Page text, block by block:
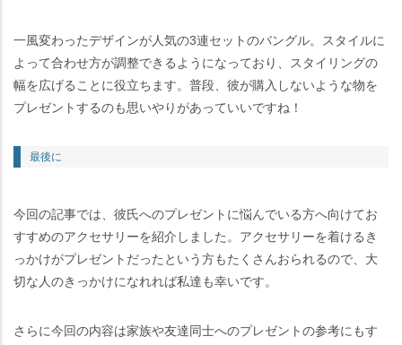
一風変わったデザインが人気の3連セットのバングル。スタイルに
よって合わせ方が調整できるようになっており、スタイリングの
幅を広げることに役立ちます。普段、彼が購入しないような物を
プレゼントするのも思いやりがあっていいですね！
最後に
今回の記事では、彼氏へのプレゼントに悩んでいる方へ向けてお
すすめのアクセサリーを紹介しました。アクセサリーを着けるき
っかけがプレゼントだったという方もたくさんおられるので、大
切な人のきっかけになれれば私達も幸いです。
さらに今回の内容は家族や友達同士へのプレゼントの参考にもす